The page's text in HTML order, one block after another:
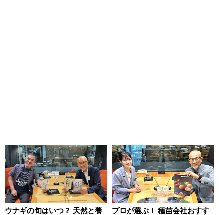
ウナギの旬はいつ？ 天然と養
プロが選ぶ！ 種苗会社おすす